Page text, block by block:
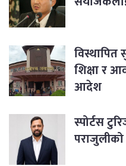
शिक्षा र
आदेश
स्पोर्टस
पराजुलीको